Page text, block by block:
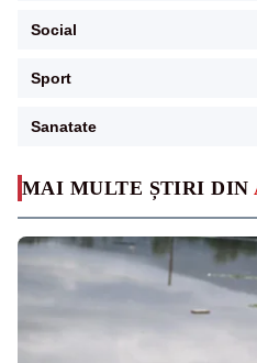
MAI MULTE ȘTIRI DIN
Social
Sport
Sanatate